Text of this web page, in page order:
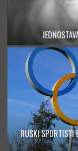
RUSKI SPORTISTI